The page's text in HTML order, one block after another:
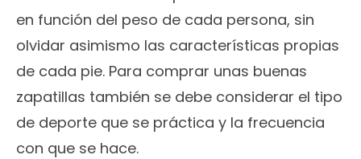
en función del peso de cada persona, sin
olvidar asimismo las características propias
de cada pie. Para comprar unas buenas
zapatillas también se debe considerar el tipo
de deporte que se práctica y la frecuencia
con que se hace.